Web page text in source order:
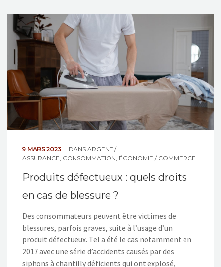
9 MARS 2023 DANS ARGENT /
ASSURANCE CONSOMMATION ÉCONOMIE / COMMERCE
Produits défectueux : quels droits
en cas de blessure ?
Des consommateurs peuvent être victimes de
blessures, parfois graves, suite à l’usage d’un
produit défectueux. Tel a été le cas notamment en
2017 avec une série d’accidents causés par des
siphons à chantilly déficients qui ont explosé,